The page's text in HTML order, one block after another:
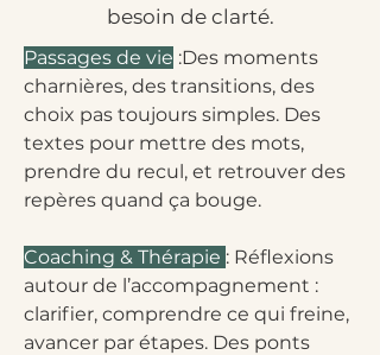
besoin de clarté.​
Passages de vie :Des moments
charnières, des transitions, des
choix pas toujours simples. Des
textes pour mettre des mots,
prendre du recul, et retrouver des
repères quand ça bouge.
Coaching & Thérapie : Réflexions
autour de l’accompagnement :
clarifier, comprendre ce qui freine,
avancer par étapes. Des ponts